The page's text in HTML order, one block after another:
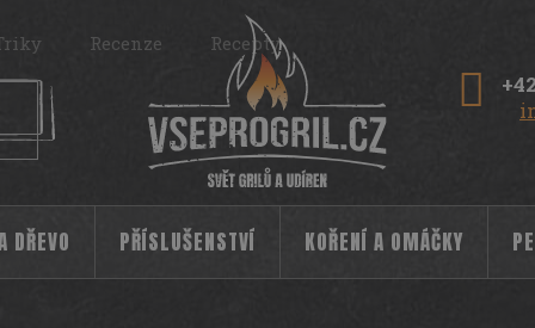
Recenze Recepty
DŘEVO PŘÍSLUŠENSTVÍ KOŘENÍ A OMÁČKY